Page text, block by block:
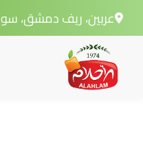
عربين، ريف دمشق،